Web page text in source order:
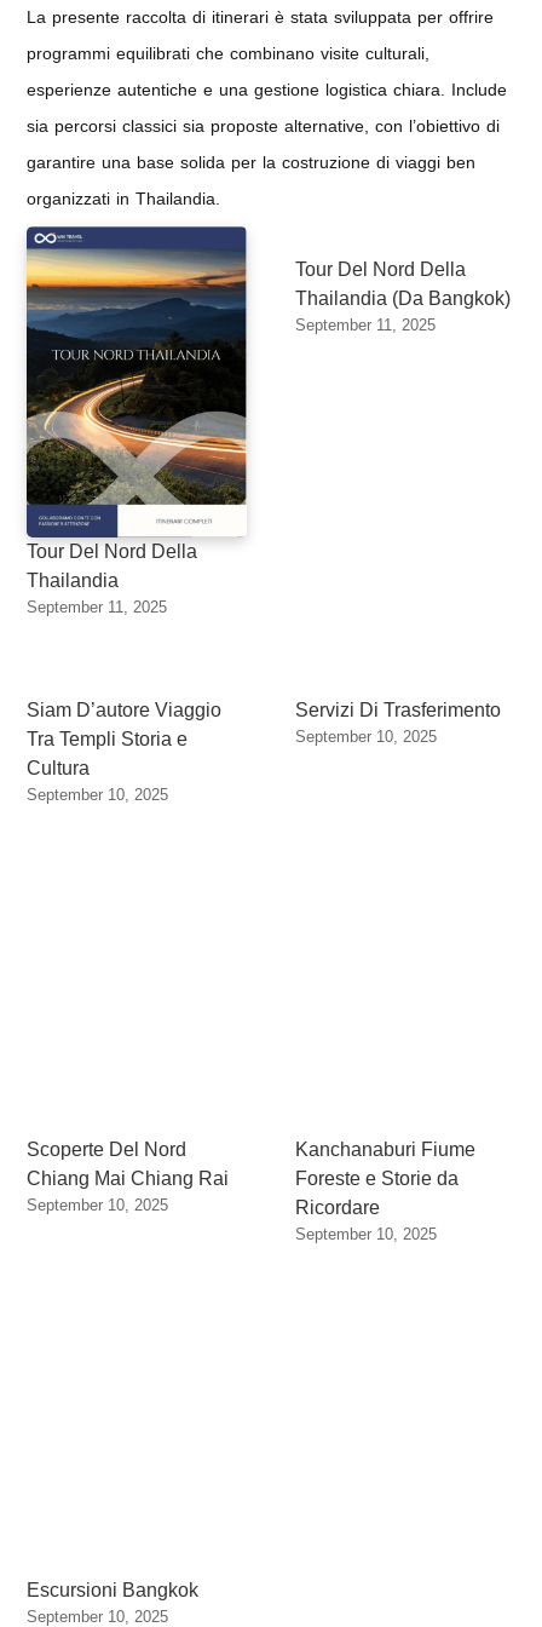
La presente raccolta di itinerari è stata sviluppata per offrire
programmi equilibrati che combinano visite culturali,
esperienze autentiche e una gestione logistica chiara. Include
sia percorsi classici sia proposte alternative, con l’obiettivo di
garantire una base solida per la costruzione di viaggi ben
organizzati in Thailandia.
Tour Del Nord Della
Thailandia
September 11, 2025
Tour Del Nord Della
Thailandia (Da Bangkok)
September 11, 2025
Siam D’autore Viaggio
Tra Templi Storia e
Cultura
September 10, 2025
Servizi Di Trasferimento
September 10, 2025
Scoperte Del Nord
Chiang Mai Chiang Rai
September 10, 2025
Kanchanaburi Fiume
Foreste e Storie da
Ricordare
September 10, 2025
Escursioni Bangkok
September 10, 2025